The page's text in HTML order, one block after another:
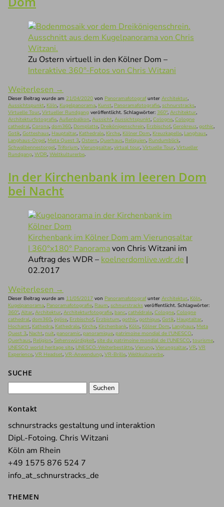
Zu Ostern virtuell in den Kölner Dom –
Interaktive 360°-Fotos von Chris Witzani
Weiterlesen →
Dieser Beitrag wurde am 21/04/2020 von Panoramafotografunter Architektur,
Aussichtspunkt, Köln, Kugelpanorama, Kunst, Panoramafotografie, schnurstracks,
Virtuelle Tour, Virtueller Rundgang veröffentlicht. Schlagwörter: 360°, Architektur,
Architekturfotografie, Außenbalkon, Aussicht, Aussichtspunkt, Cologne, Cologne
cathedral, Corona, dom360, Domplatte, Dreikönigenschrein, Erzbischof, Gerokreuz, gothic,
Gotik, Gotteshaus, Hauptaltar, Kathedrale, Kirche, Kölner Dom, Kreuzkapelle, Langhaus,
Langhaus-Orgel, Meta Quest 3, Ostern, Querhaus, Reliquien, Rundumblick,
Schwalbennestorgel, Triforium, Vierungsaltar, virtual tour, Virtuelle Tour, Virtueller
Rundgang, WDR, Weltkulturerbe.
In der Kirchenbank im leeren Dom
bei Nacht
Kirchenbank im Kölner Dom am Vierungsaltar
| 360°x180° Panoramavon Chris Witzani im
Auftrag des WDR – koelnerdomlive.wdr.de |
02.2017
Weiterlesen →
Dieser Beitrag wurde am 11/05/2017 von Panoramafotografunter Architektur, Köln,
Kugelpanorama, Panoramafotografie, Raum, schnurstracks veröffentlicht. Schlagwörter:
360°, Altar, Architektur, Architekturfotografie, banc, cathédrale, Cologne, Cologne
cathedral, dom360, église, Erzbischof, Erzbistum, gothic, gothique, Gotik, Hauptaltar,
Hochamt, Kathedra, Kathedrale, Kirche, Kirchenbank, Köln, Kölner Dom, Langhaus, Meta
Quest 3, Nacht, nuit, panoramic, panoramique, patrimoine mondial de l'UNESCO,
Querhaus, Religion, Sehenswürdigkeit, site du patrimoine mondial de l'UNESCO, tourisme,
UNESCO world heritage site, UNESCO-Welterbestätte, Vierung, Vierungsaltar, VR, VR
Experience, VR Headset, VR-Anwendung, VR-Brille, Weltkulturerbe.
SUCHE
Kontakt
schnurstracks gestaltung und interaktion
Dipl.-Fotoing. Chris Witzani
Köln am Rhein
+49 1575 876 524 7
info_at_schnurstracks_de
THEMEN